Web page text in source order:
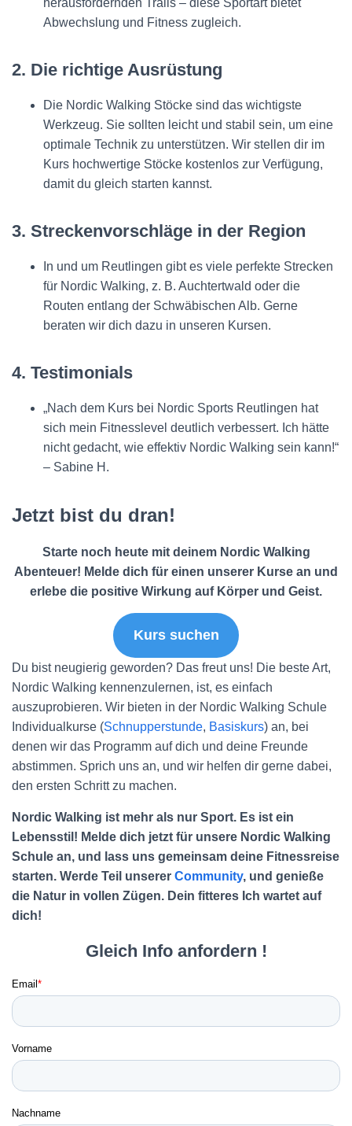
herausfordernden Trails – diese Sportart bietet
Abwechslung und Fitness zugleich.
2. Die richtige Ausrüstung
Die Nordic Walking Stöcke sind das wichtigste
Werkzeug. Sie sollten leicht und stabil sein, um eine
optimale Technik zu unterstützen. Wir stellen dir im
Kurs hochwertige Stöcke kostenlos zur Verfügung,
damit du gleich starten kannst.
3. Streckenvorschläge in der Region
In und um Reutlingen gibt es viele perfekte Strecken
für Nordic Walking, z. B. Auchtertwald oder die
Routen entlang der Schwäbischen Alb. Gerne
beraten wir dich dazu in unseren Kursen.
4. Testimonials
„Nach dem Kurs bei Nordic Sports Reutlingen hat
sich mein Fitnesslevel deutlich verbessert. Ich hätte
nicht gedacht, wie effektiv Nordic Walking sein kann!“
– Sabine H.
Jetzt bist du dran!
Starte noch heute mit deinem Nordic Walking
Abenteuer! Melde dich für einen unserer Kurse an und
erlebe die positive Wirkung auf Körper und Geist.
Kurs suchen
Du bist neugierig geworden? Das freut uns! Die beste Art,
Nordic Walking kennenzulernen, ist, es einfach
auszuprobieren. Wir bieten in der Nordic Walking Schule
Individualkurse (Schnupperstunde, Basiskurs) an, bei
denen wir das Programm auf dich und deine Freunde
abstimmen. Sprich uns an, und wir helfen dir gerne dabei,
den ersten Schritt zu machen.
Nordic Walking ist mehr als nur Sport. Es ist ein
Lebensstil! Melde dich jetzt für unsere Nordic Walking
Schule an, und lass uns gemeinsam deine Fitnessreise
starten. Werde Teil unserer Community, und genieße
die Natur in vollen Zügen. Dein fitteres Ich wartet auf
dich!
Gleich Info anfordern !